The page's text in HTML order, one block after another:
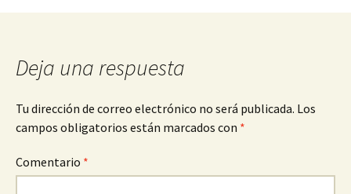
entradas
Deja una respuesta
Tu dirección de correo electrónico no será publicada. Los
campos obligatorios están marcados con *
Comentario *